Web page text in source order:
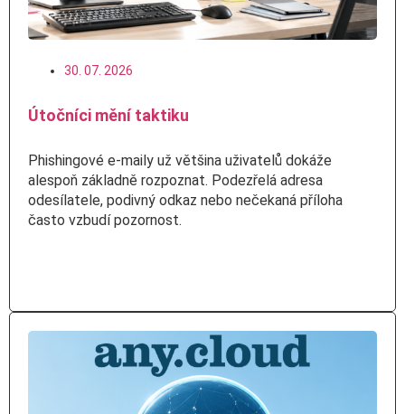
30. 07. 2026
Útočníci mění taktiku
Phishingové e-maily už většina uživatelů dokáže
alespoň základně rozpoznat. Podezřelá adresa
odesílatele, podivný odkaz nebo nečekaná příloha
často vzbudí pozornost.